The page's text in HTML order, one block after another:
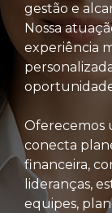
gestão e
Nossa
experiência
Oferecemos
conecta
financeira,
lideranças,
equipes,